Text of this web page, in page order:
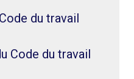
du travail
Code du travail